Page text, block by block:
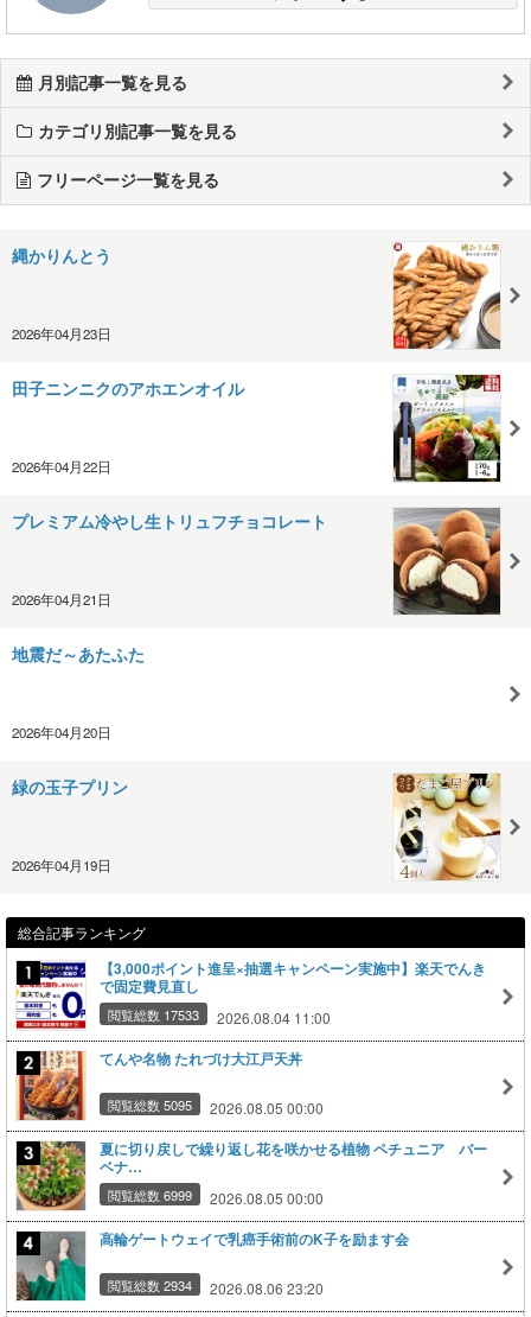
月別記事一覧を見る
カテゴリ別記事一覧を見る
フリーページ一覧を見る
縄かりんとう
2026年04月23日
田子ニンニクのアホエンオイル
2026年04月22日
プレミアム冷やし生トリュフチョコレート
2026年04月21日
地震だ～あたふた
2026年04月20日
緑の玉子プリン
2026年04月19日
総合記事ランキング
【3,000ポイント進呈×抽選キャンペーン実施中】楽天でんき
で固定費見直し
閲覧総数 17533 2026.08.04 11:00
てんや名物 たれづけ大江戸天丼
閲覧総数 5095 2026.08.05 00:00
夏に切り戻しで繰り返し花を咲かせる植物 ペチュニア バー
ベナ…
閲覧総数 6999 2026.08.05 00:00
高輪ゲートウェイで乳癌手術前のK子を励ます会
閲覧総数 2934 2026.08.06 23:20